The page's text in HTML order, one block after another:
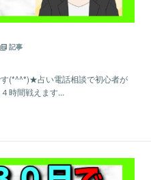
記事
(*^^*)★占い電話相談で初心者が
時間戦えます...